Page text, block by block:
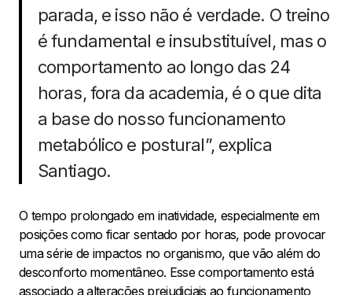
parada, e isso não é verdade. O treino
é fundamental e insubstituível, mas o
comportamento ao longo das 24
horas, fora da academia, é o que dita
a base do nosso funcionamento
metabólico e postural”, explica
Santiago.
O tempo prolongado em inatividade, especialmente em
posições como ficar sentado por horas, pode provocar
uma série de impactos no organismo, que vão além do
desconforto momentâneo. Esse comportamento está
associado a alterações prejudiciais ao funcionamento